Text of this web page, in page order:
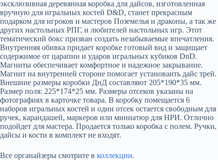
эксклюзивная деревянная коробка для дайсов, изготовленная
вручную для игральных костей D&D, станет прекрасным
подарком для игроков и мастеров Поземелья и драконы, а так же
других настольных РПГ, и любителей настольных игр. Этот
тематический бокс призван создать незабываемые впечатления.
Внутренняя обивка придает коробке готовый вид и защищает
содержимое от царапин и ударов игральных кубиков DnD.
Магниты обеспечивает комфортное и надежное закрывание.
Магнит на внутренней стороне помогает установаить дайс трей.
Внешние размеры коробки ДнД составляют 205*190*35 мм.
Размер поля: 225*174*25 мм. Размеры отсеков указаны на
фотографиях в карточке товара. В коробку помещается 6
наборов игральных костей и один отсек остается свободным для
ручек, карандашей, маркеров или миниатюр для НРИ. Отлично
подойдет для мастера. Продается только коробка с полем. Ручки,
дайсы и кости в комплект не входят.
Все органайзеры смотрите в коллекции.